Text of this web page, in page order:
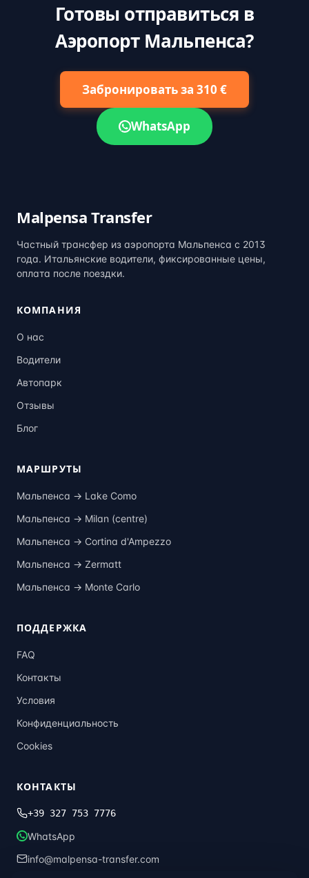
Готовы отправиться в
Аэропорт Мальпенса?
Забронировать за 310 €
WhatsApp
Malpensa Transfer
Частный трансфер из аэропорта Мальпенса с 2013
года. Итальянские водители, фиксированные цены,
оплата после поездки.
КОМПАНИЯ
О нас
Водители
Автопарк
Отзывы
Блог
МАРШРУТЫ
Мальпенса → Lake Como
Мальпенса → Milan (centre)
Мальпенса → Cortina d'Ampezzo
Мальпенса → Zermatt
Мальпенса → Monte Carlo
ПОДДЕРЖКА
FAQ
Контакты
Условия
Конфиденциальность
Cookies
КОНТАКТЫ
+39 327 753 7776
WhatsApp
info@malpensa-transfer.com